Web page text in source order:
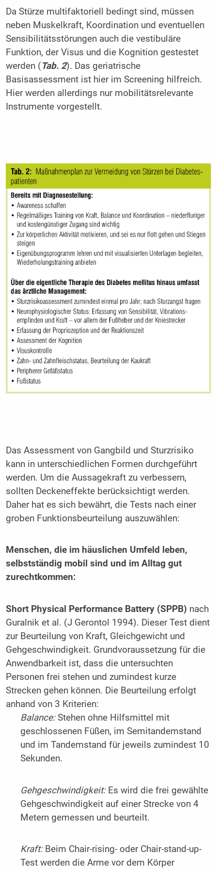
Da Stürze multifaktoriell bedingt sind, müssen
neben Muskelkraft, Koordination und eventuellen
Sensibilitätsstörungen auch die vestibuläre
Funktion, der Visus und die Kognition gestestet
werden (Tab. 2). Das geriatrische
Basisassessment ist hier im Screening hilfreich.
Hier werden allerdings nur mobilitätsrelevante
Instrumente vorgestellt.
Das Assessment von Gangbild und Sturzrisiko
kann in unterschiedlichen Formen durchgeführt
werden. Um die Aussagekraft zu verbessern,
sollten Deckeneffekte berücksichtigt werden.
Daher hat es sich bewährt, die Tests nach einer
groben Funktionsbeurteilung auszuwählen:
Menschen, die im häuslichen Umfeld leben,
selbstständig mobil sind und im Alltag gut
zurechtkommen:
Short Physical Performance Battery (SPPB) nach
Guralnik et al. (J Gerontol 1994). Dieser Test dient
zur Beurteilung von Kraft, Gleichgewicht und
Gehgeschwindigkeit. Grundvoraussetzung für die
Anwendbarkeit ist, dass die untersuchten
Personen frei stehen und zumindest kurze
Strecken gehen können. Die Beurteilung erfolgt
anhand von 3 Kriterien:
Balance:Stehen ohne Hilfsmittel mit
geschlossenen Füßen, im Semitandemstand
und im Tandemstand für jeweils zumindest 10
Sekunden.
Gehgeschwindigkeit:Es wird die frei gewählte
Gehgeschwindigkeit auf einer Strecke von 4
Metern gemessen und beurteilt.
Kraft:Beim Chair-rising- oder Chair-stand-up-
Test werden die Arme vor dem Körper